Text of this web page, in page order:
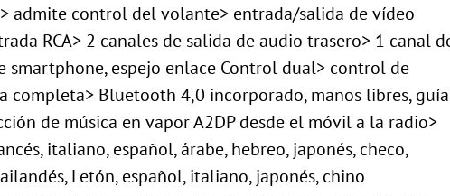
admite control del volante> entrada/salida de vídeo
RCA> 2 canales de salida de audio trasero> 1 canal
smartphone, espejo enlace Control dual> control de
Bluetooth 4,0 incorporado, manos libres, guía
de música en vapor A2DP desde el móvil a la radio>
italiano, español, árabe, hebreo, japonés, checo,
Letón, español, italiano, japonés, chino